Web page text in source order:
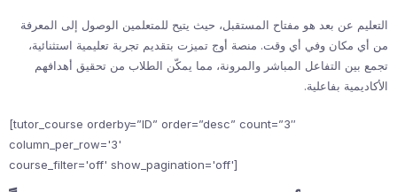
التعليم عن بعد هو مفتاح المستقبل، حيث يتيح للمتعلمين الوصول إلى المعرفة
من أي مكان وفي أي وقت. منصة أوج تميزت بتقديم تجربة تعليمية استثنائية،
تجمع بين التفاعل المباشر والمرونة، مما يمكّن الطلاب من تحقيق أهدافهم
الأكاديمية بفاعلية.
[tutor_course orderby=”ID” order=”desc” count=”3″
column_per_row='3'
course_filter='off' show_pagination='off']